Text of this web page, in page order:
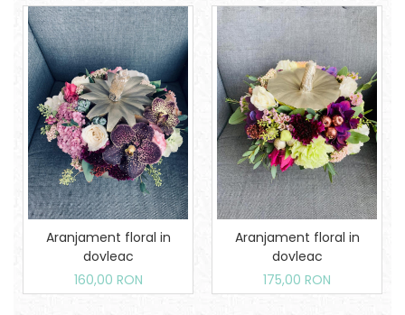
Aranjament floral in
dovleac
160,00 RON
Aranjament floral in
dovleac
175,00 RON